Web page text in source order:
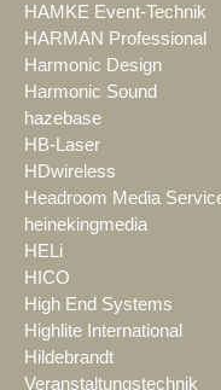
HAMKE Event-Technik
HARMAN Professional
Harmonic Design
Harmonic Sound
hazebase
HB-Laser
HDwireless
Headroom Media
heinekingmedia
HELi
HICO
High End Systems
Highlite International
Hildebrandt
Veranstaltungstechnik